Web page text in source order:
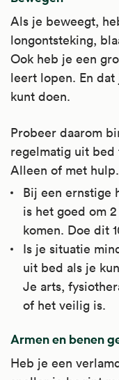
Als je beweegt,
longontsteking,
Ook heb je een
leert lopen. En
kunt doen.
Probeer daarom
regelmatig uit bed
Alleen of met hulp.
Bij een ernstige
is het goed om
komen. Doe dit
Is je situatie
uit bed als je
Je arts,
of het veilig is.
Armen en benen
Heb je een